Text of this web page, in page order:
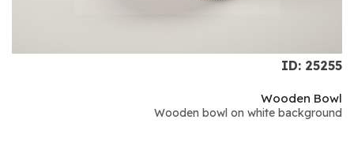
ID: 25255
Wooden Bowl
Wooden bowl on white background